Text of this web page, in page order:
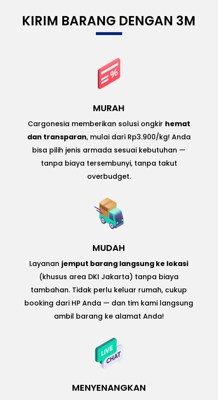
KIRIM BARANG DENGAN 3M
MURAH
Cargonesia memberikan solusi ongkir hemat
dan transparan, mulai dari Rp3.900/kg! Anda
bisa pilih jenis armada sesuai kebutuhan —
tanpa biaya tersembunyi, tanpa takut
overbudget.
MUDAH
Layanan jemput barang langsung ke lokasi
(khusus area DKI Jakarta) tanpa biaya
tambahan. Tidak perlu keluar rumah, cukup
booking dari HP Anda — dan tim kami langsung
ambil barang ke alamat Anda!
MENYENANGKAN